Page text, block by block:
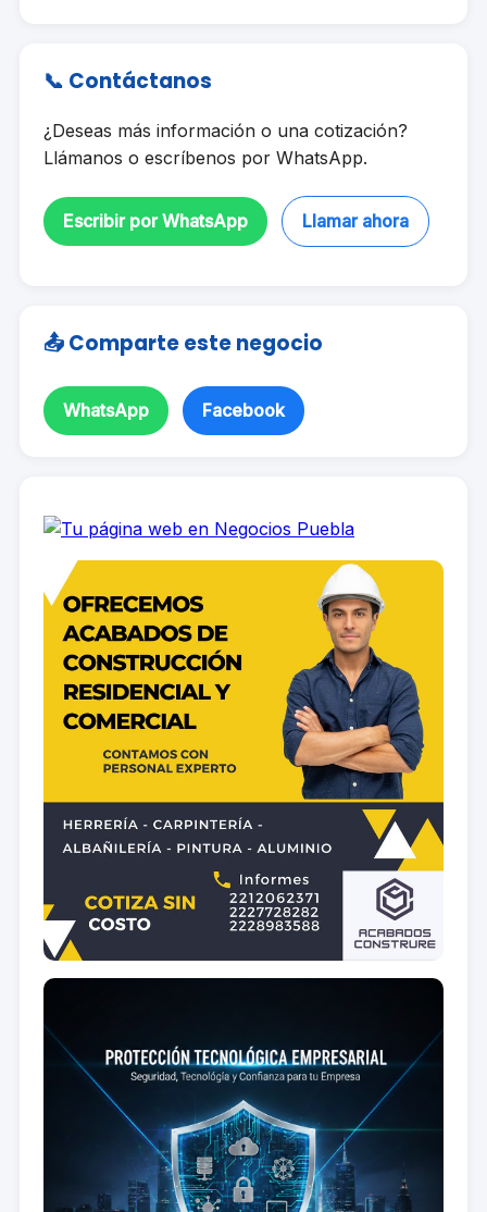
📞 Contáctanos
¿Deseas más información o una cotización?
Llámanos o escríbenos por WhatsApp.
Escribir por WhatsApp Llamar ahora
📤 Comparte este negocio
WhatsApp Facebook